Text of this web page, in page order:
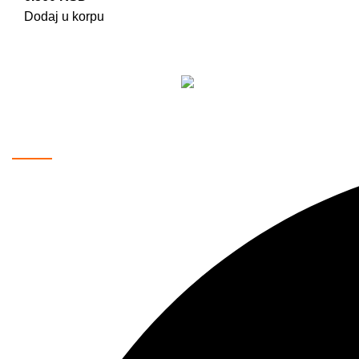
Dodaj u korpu